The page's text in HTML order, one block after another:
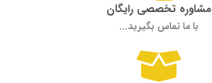
مشاوره تخصصی رایگان
با ما تماس بگیرید...